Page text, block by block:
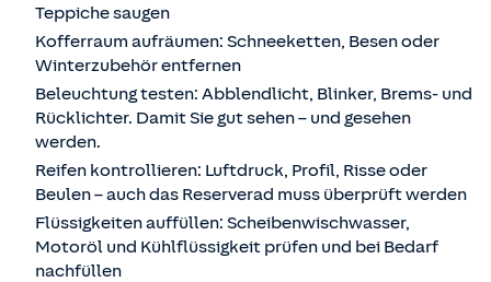
Teppiche saugen
Kofferraum aufräumen: Schneeketten, Besen oder
Winterzubehör entfernen
Beleuchtung testen: Abblendlicht, Blinker, Brems- und
Rücklichter. Damit Sie gut sehen – und gesehen
werden.
Reifen kontrollieren: Luftdruck, Profil, Risse oder
Beulen – auch das Reserverad muss überprüft werden
Flüssigkeiten auffüllen: Scheibenwischwasser,
Motoröl und Kühlflüssigkeit prüfen und bei Bedarf
nachfüllen